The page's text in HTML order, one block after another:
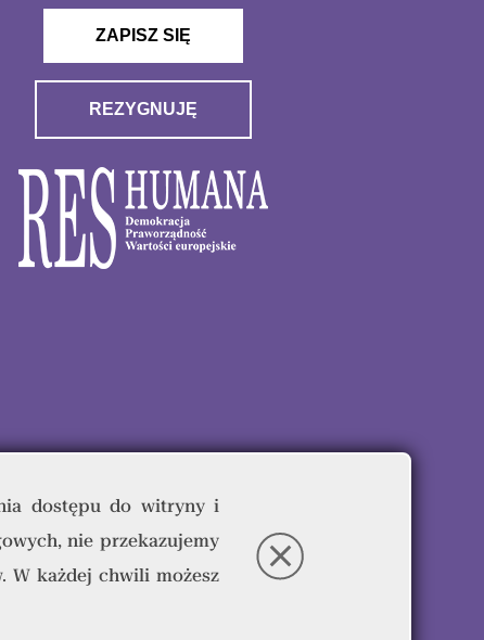
ZAPISZ SIĘ
REZYGNUJĘ
dostępu do witryny i
nie przekazujemy
W każdej chwili możesz